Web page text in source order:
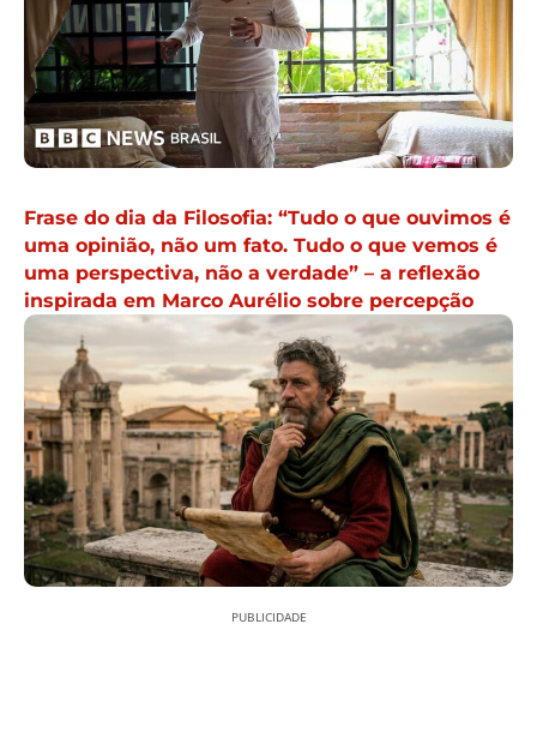
Frase do dia da Filosofia: “Tudo o que ouvimos é
uma opinião, não um fato. Tudo o que vemos é
uma perspectiva, não a verdade” – a reflexão
inspirada em Marco Aurélio sobre percepção
PUBLICIDADE